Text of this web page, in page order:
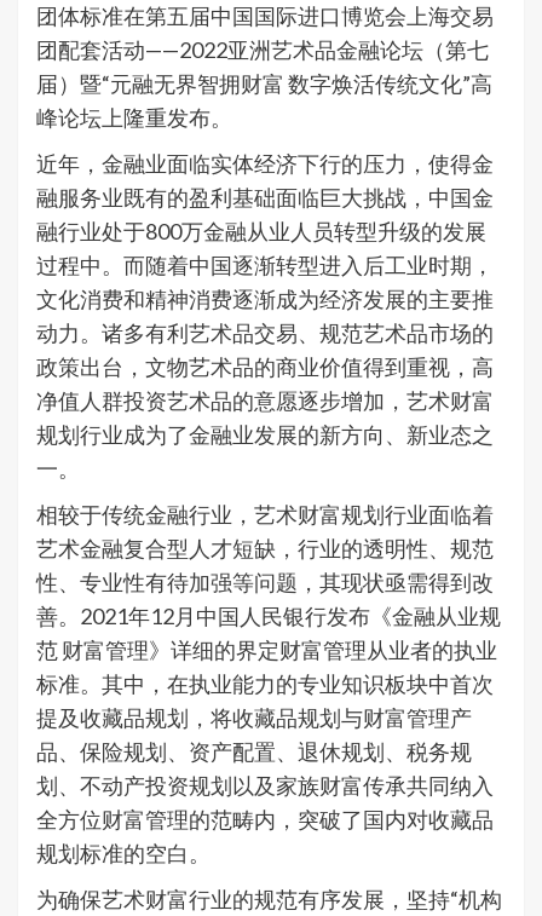
团体标准在第五届中国国际进口博览会上海交易
团配套活动——2022亚洲艺术品金融论坛（第七
届）暨“元融无界智拥财富 数字焕活传统文化”高
峰论坛上隆重发布。
近年，金融业面临实体经济下行的压力，使得金
融服务业既有的盈利基础面临巨大挑战，中国金
融行业处于800万金融从业人员转型升级的发展
过程中。而随着中国逐渐转型进入后工业时期，
文化消费和精神消费逐渐成为经济发展的主要推
动力。诸多有利艺术品交易、规范艺术品市场的
政策出台，文物艺术品的商业价值得到重视，高
净值人群投资艺术品的意愿逐步增加，艺术财富
规划行业成为了金融业发展的新方向、新业态之
一。
相较于传统金融行业，艺术财富规划行业面临着
艺术金融复合型人才短缺，行业的透明性、规范
性、专业性有待加强等问题，其现状亟需得到改
善。2021年12月中国人民银行发布《金融从业规
范 财富管理》详细的界定财富管理从业者的执业
标准。其中，在执业能力的专业知识板块中首次
提及收藏品规划，将收藏品规划与财富管理产
品、保险规划、资产配置、退休规划、税务规
划、不动产投资规划以及家族财富传承共同纳入
全方位财富管理的范畴内，突破了国内对收藏品
规划标准的空白。
为确保艺术财富行业的规范有序发展，坚持“机构